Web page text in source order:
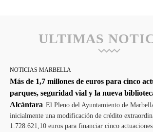
ULTIMAS
NOTICIAS MARBELLA
Más de 1,7 millones de euros para cinco
parques, seguridad vial y la nueva
Alcántara El Pleno del Ayuntamiento de
inicialmente una modificación de crédito
1.728.621,10 euros para financiar cinco